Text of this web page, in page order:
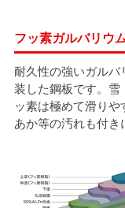
Viカバー50
カナメシャー
フッ素ガルバリウ
耐久性の強いガルバ
装した鋼板です。雪
ッ素は極めて滑り
あか等の汚れも付き